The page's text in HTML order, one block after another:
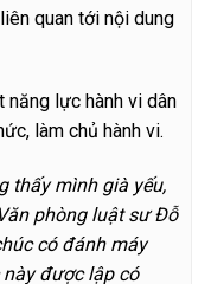
quan tới nội dung
lực hành vi dân
làm chủ hành vi.
thấy mình già yếu,
phòng luật sư Đỗ
có đánh máy
này được lập có